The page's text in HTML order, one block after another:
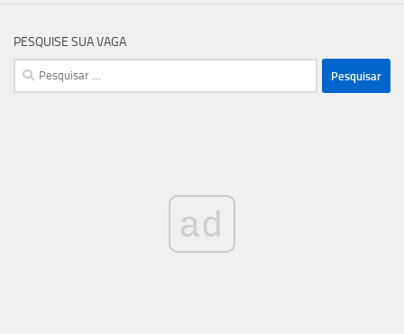
PESQUISE SUA VAGA
Pesquisar
por:
ad